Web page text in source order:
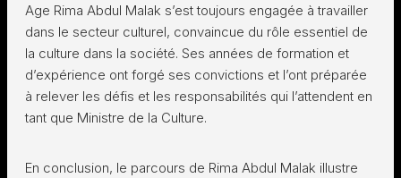
Age Rima Abdul Malak s’est toujours engagée à travailler
dans le secteur culturel, convaincue du rôle essentiel de
la culture dans la société. Ses années de formation et
d’expérience ont forgé ses convictions et l’ont préparée
à relever les défis et les responsabilités qui l’attendent en
tant que Ministre de la Culture.
En conclusion, le parcours de Rima Abdul Malak illustre